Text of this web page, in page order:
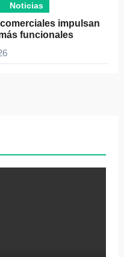
Noticias
impulsan
funcionales